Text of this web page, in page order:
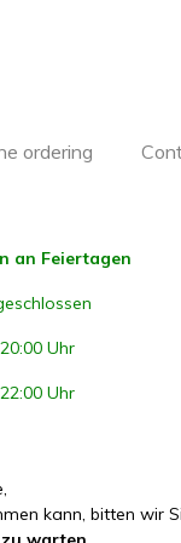
ordering
an Feiertagen
Uhr
Uhr
kann, bitten wir